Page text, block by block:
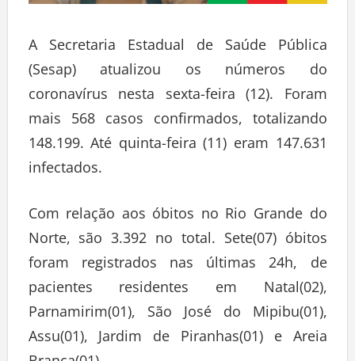
A Secretaria Estadual de Saúde Pública
(Sesap) atualizou os números do
coronavírus nesta sexta-feira (12). Foram
mais 568 casos confirmados, totalizando
148.199. Até quinta-feira (11) eram 147.631
infectados.
Com relação aos óbitos no Rio Grande do
Norte, são 3.392 no total. Sete(07) óbitos
foram registrados nas últimas 24h, de
pacientes residentes em Natal(02),
Parnamirim(01), São José do Mipibu(01),
Assu(01), Jardim de Piranhas(01) e Areia